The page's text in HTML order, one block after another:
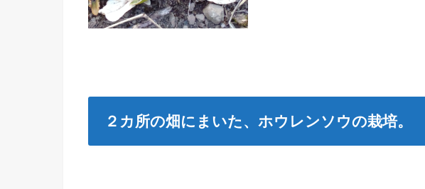
２カ所の畑にまいた、ホウレンソウの栽培。